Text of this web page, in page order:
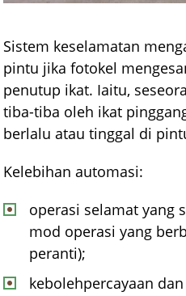
Sistem keselamatan
pintu jika fotokel
penutup ikat. Iaitu,
tiba-tiba oleh ikat
berlalu atau tinggal di
Kelebihan automasi:
operasi selamat yang
mod operasi yang
peranti);
kebolehpercayaan